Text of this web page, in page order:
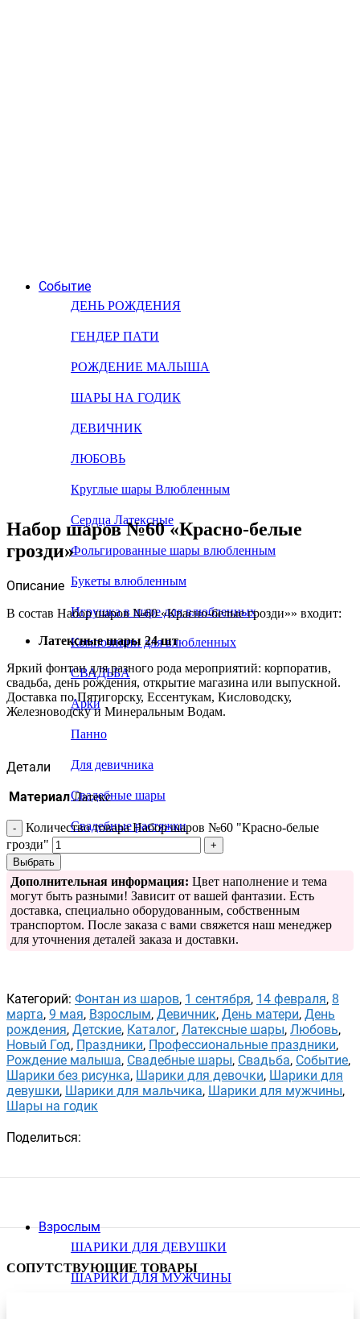
Событие
ДЕНЬ РОЖДЕНИЯ
ГЕНДЕР ПАТИ
РОЖДЕНИЕ МАЛЫША
ШАРЫ НА ГОДИК
ДЕВИЧНИК
ЛЮБОВЬ
Круглые шары Влюбленным
Сердца Латексные
Фольгированные шары влюбленным
Букеты влюбленным
Игрушка в шаре для влюбленных
Композиции для влюбленных
СВАДЬБА
Арки
Панно
Для девичника
Свадебные шары
Свадебные растяжки
Взрослым
ШАРИКИ ДЛЯ ДЕВУШКИ
ШАРИКИ ДЛЯ МУЖЧИНЫ
Набор шаров №60 «Красно-белые
грозди»
Описание
В состав Набор шаров №60 «Красно-белые грозди»» входит:
Латексные шары 24 шт
Яркий фонтан для разного рода мероприятий: корпоратив,
свадьба, день рождения, открытие магазина или выпускной.
Доставка по Пятигорску, Ессентукам, Кисловодску,
Железноводску и Минеральным Водам.
Детали
Материал Латекс
Количество товара Набор шаров №60 "Красно-белые
грозди"
Выбрать
Дополнительная информация: Цвет наполнение и тема
могут быть разными! Зависит от вашей фантазии. Есть
доставка, специально оборудованным, собственным
транспортом. После заказа с вами свяжется наш менеджер
для уточнения деталей заказа и доставки.
Категорий: Фонтан из шаров, 1 сентября, 14 февраля, 8
марта, 9 мая, Взрослым, Девичник, День матери, День
рождения, Детские, Каталог, Латексные шары, Любовь,
Новый Год, Праздники, Профессиональные праздники,
Рождение малыша, Свадебные шары, Свадьба, Событие,
Шарики без рисунка, Шарики для девочки, Шарики для
девушки, Шарики для мальчика, Шарики для мужчины,
Шары на годик
Поделиться:
СОПУТСТВУЮЩИЕ ТОВАРЫ